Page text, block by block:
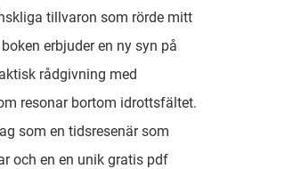
tillvaron som rörde mitt
erbjuder en ny syn på
rådgivning med
resonar bortom idrottsfältet.
som en tidsresenär som
och en en unik gratis pdf